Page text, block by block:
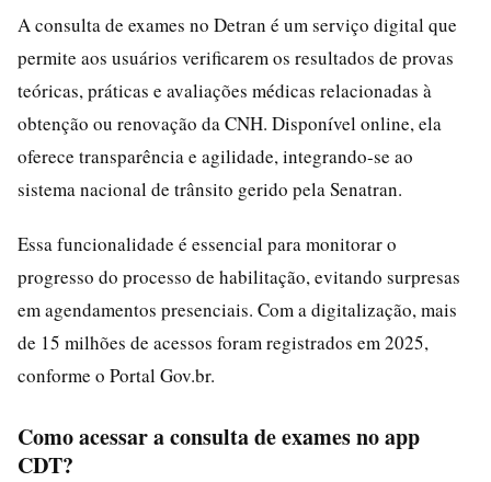
A consulta de exames no Detran é um serviço digital que
permite aos usuários verificarem os resultados de provas
teóricas, práticas e avaliações médicas relacionadas à
obtenção ou renovação da CNH. Disponível online, ela
oferece transparência e agilidade, integrando-se ao
sistema nacional de trânsito gerido pela Senatran.
Essa funcionalidade é essencial para monitorar o
progresso do processo de habilitação, evitando surpresas
em agendamentos presenciais. Com a digitalização, mais
de 15 milhões de acessos foram registrados em 2025,
conforme o Portal Gov.br.
Como acessar a consulta de exames no app
CDT?